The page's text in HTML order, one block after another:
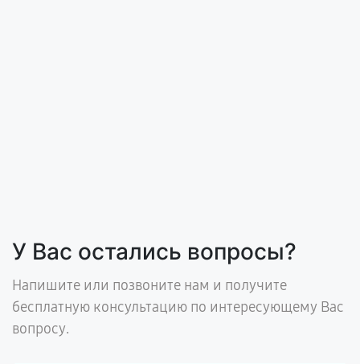
У Вас остались вопросы?
Напишите или позвоните нам и получите
бесплатную консультацию по интересующему Вас
вопросу.